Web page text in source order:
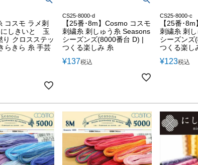
コスモ ラメ刺
しきいと 玉
り クロスステッ
らきら 糸 手芸
CS25-8000-d
【25番･8m】Cosmo コスモ
刺繍糸 刺しゅう糸 Seasons
シーズンズ(8000番台 D) |
つくる楽しみ 糸
¥137税込
CS25-8000-c
【25番･
刺繍糸 刺
シーズンズ
つくる楽し
¥123税込